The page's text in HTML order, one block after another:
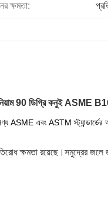
ক্ষমতা:
90 ডিগ্রি কনুই ASME
ASME এবং ASTM
ক্ষমতা রয়েছে।সমুদ্রের